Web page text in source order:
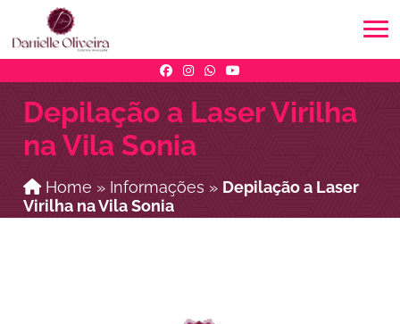
Depilação a Laser Virilha
na Vila Sonia
Home » Informações » Depilação a Laser
Virilha na Vila Sonia